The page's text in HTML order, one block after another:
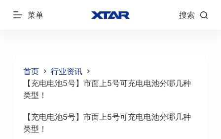
跳
菜单 搜索
首页
行业资讯
【充电电池5号】市面上5号可充电电池分哪几种
类型！
【充电电池5号】市面上5号可充电电池分哪几种
类型！